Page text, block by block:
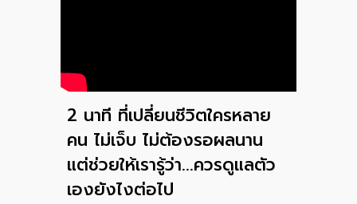
2 นาที ที่เปลี่ยนชีวิตใครหลาย
คน ไม่เจ็บ ไม่ต้องรอผลนาน
แต่ช่วยให้เรารู้ว่า...ควรดูแลตัว
เองยังไงต่อไป